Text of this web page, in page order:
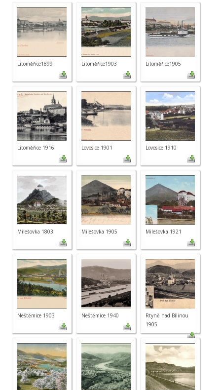
Litoměřice1899 Litoměřice1903 Litoměřice1905
Litoměřice 1916 Lovosice 1901 Lovosice 1910
Milešovka 1803 Milešovka 1905 Milešovka 1921
Neštěmice 1903 Neštěmice 1940
Rtyně nad Bílinou
1905